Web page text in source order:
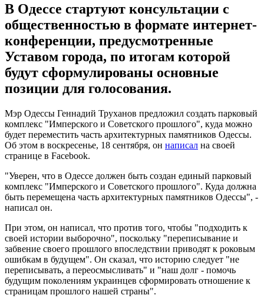
В Одессе стартуют консультации с
общественностью в формате интернет-
конференции, предусмотренные
Уставом города, по итогам которой
будут сформулированы основные
позиции для голосования.
Мэр Одессы Геннадий Труханов предложил создать парковый
комплекс "Имперского и Советского прошлого", куда можно
будет переместить часть архитектурных памятников Одессы.
Об этом в воскресенье, 18 сентября, он написал на своей
странице в Facebook.
"Уверен, что в Одессе должен быть создан единый парковый
комплекс "Имперского и Советского прошлого". Куда должна
быть перемещена часть архитектурных памятников Одессы", -
написал он.
При этом, он написал, что против того, чтобы "подходить к
своей истории выборочно", поскольку "переписывание и
забвение своего прошлого впоследствии приводят к роковым
ошибкам в будущем". Он сказал, что историю следует "не
переписывать, а переосмысливать" и "наш долг - помочь
будущим поколениям украинцев сформировать отношение к
страницам прошлого нашей страны".